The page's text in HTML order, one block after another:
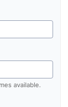
available.